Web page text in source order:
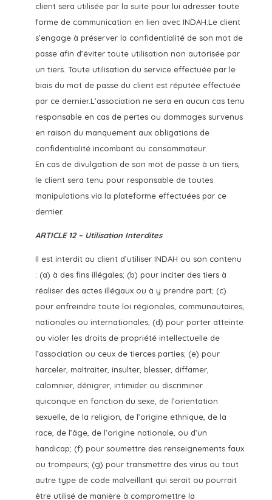
client sera utilisée par la suite pour lui adresser toute
forme de communication en lien avec INDAH.Le client
s’engage à préserver la confidentialité de son mot de
passe afin d’éviter toute utilisation non autorisée par
un tiers. Toute utilisation du service effectuée par le
biais du mot de passe du client est réputée effectuée
par ce dernier.L’association ne sera en aucun cas tenu
responsable en cas de pertes ou dommages survenus
en raison du manquement aux obligations de
confidentialité incombant au consommateur.
En cas de divulgation de son mot de passe à un tiers,
le client sera tenu pour responsable de toutes
manipulations via la plateforme effectuées par ce
dernier.
ARTICLE 12 – Utilisation Interdites
Il est interdit au client d’utiliser INDAH ou son contenu
: (a) à des fins illégales; (b) pour inciter des tiers à
réaliser des actes illégaux ou à y prendre part; (c)
pour enfreindre toute loi régionales, communautaires,
nationales ou internationales; (d) pour porter atteinte
ou violer les droits de propriété intellectuelle de
l’association ou ceux de tierces parties; (e) pour
harceler, maltraiter, insulter, blesser, diffamer,
calomnier, dénigrer, intimider ou discriminer
quiconque en fonction du sexe, de l’orientation
sexuelle, de la religion, de l’origine ethnique, de la
race, de l’âge, de l’origine nationale, ou d’un
handicap; (f) pour soumettre des renseignements faux
ou trompeurs; (g) pour transmettre des virus ou tout
autre type de code malveillant qui serait ou pourrait
être utilisé de manière à compromettre la